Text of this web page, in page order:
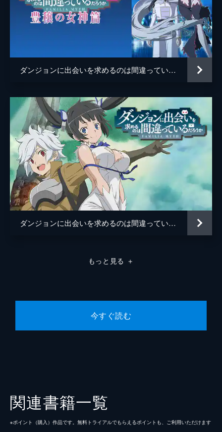
ダンジョンに出会いを求めるのは間違っているだろうかV 豊穣の女神篇
ダンジョンに出会いを求めるのは間違っているだろうか
もっと見る ＋
今すぐ読む
関連書籍一覧
※ポイント（購⼊）作品です。無料トライアルでもらえるポイントも、ご利⽤いただけます